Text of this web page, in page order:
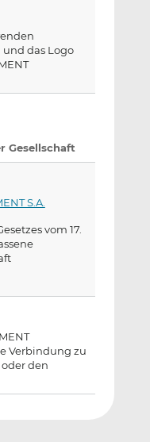
das Logo
Gesellschaft
S.A.
vom 17.
Verbindung zu
den